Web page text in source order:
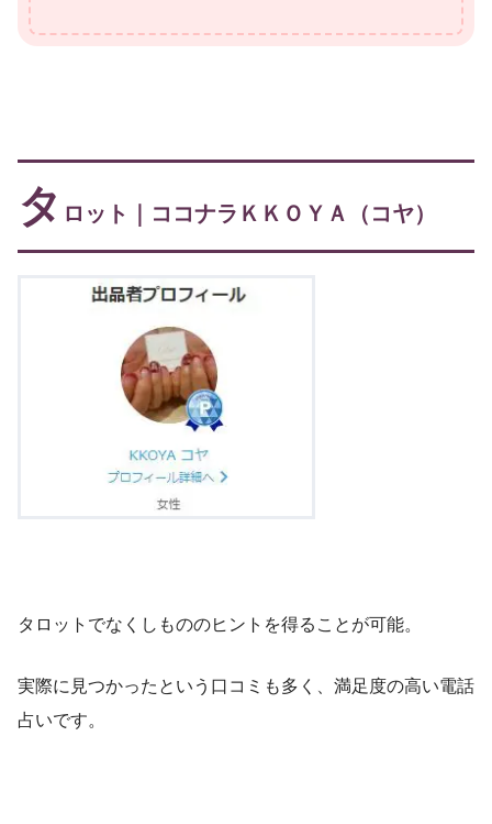
タ ロット｜ココナラＫＫＯＹＡ（コヤ）
タロットでなくしもののヒントを得ることが可能。
実際に見つかったという口コミも多く、満足度の高い電話
占いです。